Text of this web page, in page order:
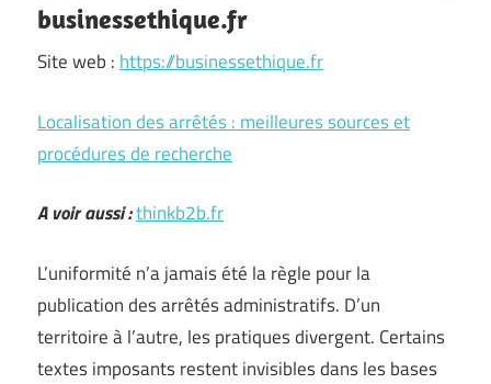
businessethique.fr
Site web : https://businessethique.fr
Localisation des arrêtés : meilleures sources et
procédures de recherche
A voir aussi :thinkb2b.fr
L’uniformité n’a jamais été la règle pour la
publication des arrêtés administratifs. D’un
territoire à l’autre, les pratiques divergent. Certains
textes imposants restent invisibles dans les bases